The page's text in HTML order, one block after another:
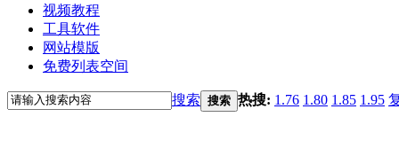
视频教程
工具软件
网站模版
免费列表空间
搜索 搜索 热搜: 1.76 1.80 1.85 1.95